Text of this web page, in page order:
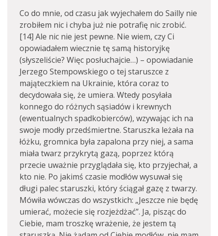
Co do mnie, od czasu jak wyjechałem do Sailly nie
zrobiłem nic i chyba już nie potrafię nic zrobić.
[14] Ale nic nie jest pewne. Nie wiem, czy Ci
opowiadałem wiecznie tę samą historyjkę
(słyszeliście? Więc posłuchajcie…) – opowiadanie
Jerzego Stempowskiego o tej staruszce z
mająteczkiem na Ukrainie, która coraz to
decydowała się, że umiera. Wtedy posyłała
konnego do różnych sąsiadów i krewnych
(ewentualnych spadkobierców), wzywając ich na
swoje modły przedśmiertne. Staruszka leżała na
łóżku, gromnica była zapalona przy niej, a sama
miała twarz przykrytą gazą, poprzez którą
przecie uważnie przyglądała się, kto przyjechał, a
kto nie. Po jakimś czasie modłów wysuwał się
długi palec staruszki, który ściągał gazę z twarzy.
Mówiła wówczas do wszystkich: „Jeszcze nie będę
umierać, możecie się rozjeżdżać”. Ja, pisząc do
Ciebie, mam troszkę wrażenie, że jestem tą